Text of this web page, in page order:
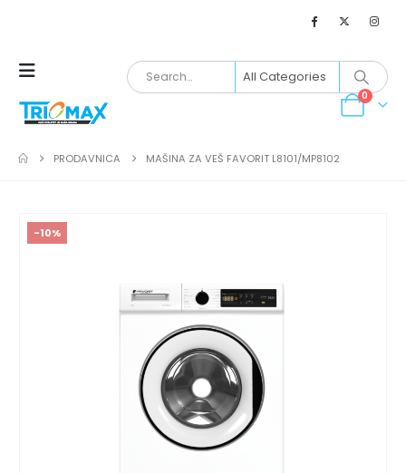
0
PRODAVNICA MAŠINA ZA VEŠ FAVORIT L8101/MP8102
-10%